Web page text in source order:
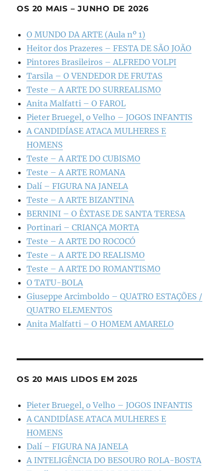
OS 20 MAIS – JUNHO DE 2026
O MUNDO DA ARTE (Aula nº 1)
Heitor dos Prazeres – FESTA DE SÃO JOÃO
Pintores Brasileiros – ALFREDO VOLPI
Tarsila – O VENDEDOR DE FRUTAS
Teste – A ARTE DO SURREALISMO
Anita Malfatti – O FAROL
Pieter Bruegel, o Velho – JOGOS INFANTIS
A CANDIDÍASE ATACA MULHERES E
HOMENS
Teste – A ARTE DO CUBISMO
Teste – A ARTE ROMANA
Dalí – FIGURA NA JANELA
Teste – A ARTE BIZANTINA
BERNINI – O ÊXTASE DE SANTA TERESA
Portinari – CRIANÇA MORTA
Teste – A ARTE DO ROCOCÓ
Teste – A ARTE DO REALISMO
Teste – A ARTE DO ROMANTISMO
O TATU-BOLA
Giuseppe Arcimboldo – QUATRO ESTAÇÕES /
QUATRO ELEMENTOS
Anita Malfatti – O HOMEM AMARELO
OS 20 MAIS LIDOS EM 2025
Pieter Bruegel, o Velho – JOGOS INFANTIS
A CANDIDÍASE ATACA MULHERES E
HOMENS
Dalí – FIGURA NA JANELA
A INTELIGÊNCIA DO BESOURO ROLA-BOSTA